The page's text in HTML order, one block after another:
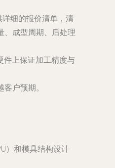
细的报价清单，清
、成型周期、后处理
件上保证加工精度与
户预期。
）和模具结构设计